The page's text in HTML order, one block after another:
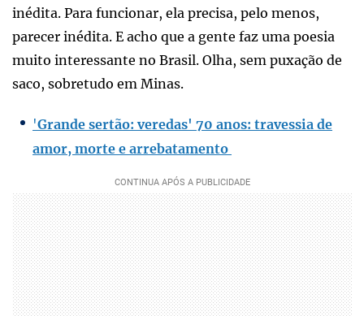
inédita. Para funcionar, ela precisa, pelo menos,
parecer inédita. E acho que a gente faz uma poesia
muito interessante no Brasil. Olha, sem puxação de
saco, sobretudo em Minas.
'Grande sertão: veredas' 70 anos: travessia de
amor, morte e arrebatamento